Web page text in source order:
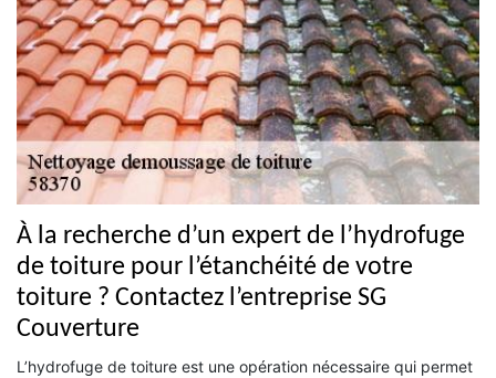
À la recherche d’un expert de l’hydrofuge
de toiture pour l’étanchéité de votre
toiture ? Contactez l’entreprise SG
Couverture
L’hydrofuge de toiture est une opération nécessaire qui permet